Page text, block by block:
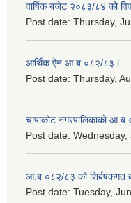
वार्षिक बजेट २०८३/८४ को
Post date: Thursday,
आर्थिक ऐन आ.ब ०८२/८३ l
Post date: Thursday,
चापाकोट नगरपालिकाको आ.ब
Post date: Wednesday,
आ.ब ०८२/८३ को शिर्बषकगत
Post date: Tuesday,